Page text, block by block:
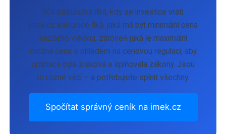
ROI kalkulačka říká, kdy se investice vrátí.
imek.cz kalkulace říká, jaká má být minimální cena
každého výkonu, zároveň jaká je maximální
možná cena s ohledem na cenovou regulaci, aby
ordinace byla zisková a splňovala zákony. Jsou
to různé věci – a potřebujete splnit všechny.
Spočítat správný ceník na imek.cz